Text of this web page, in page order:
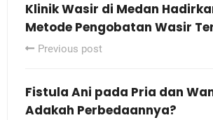
Klinik Wasir di Medan
Metode Pengobatan Wasir
Previous post
Fistula Ani pada Pria dan
Adakah Perbedaannya?